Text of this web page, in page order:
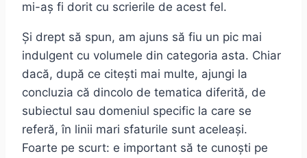
mi-aș fi dorit cu scrierile de acest fel.
Și drept să spun, am ajuns să fiu un pic mai
indulgent cu volumele din categoria asta. Chiar
dacă, după ce citești mai multe, ajungi la
concluzia că dincolo de tematica diferită, de
subiectul sau domeniul specific la care se
referă, în linii mari sfaturile sunt aceleași.
Foarte pe scurt: e important să te cunoști pe